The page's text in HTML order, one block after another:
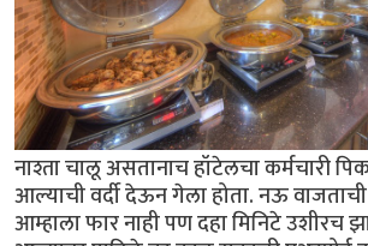
नाश्ता चालू असतानाच हॉटेलचा कर्मचारी
आल्याची वर्दी देऊन गेला होता. नऊ
आम्हाला फार नाही पण दहा मिनिटे उशीरच